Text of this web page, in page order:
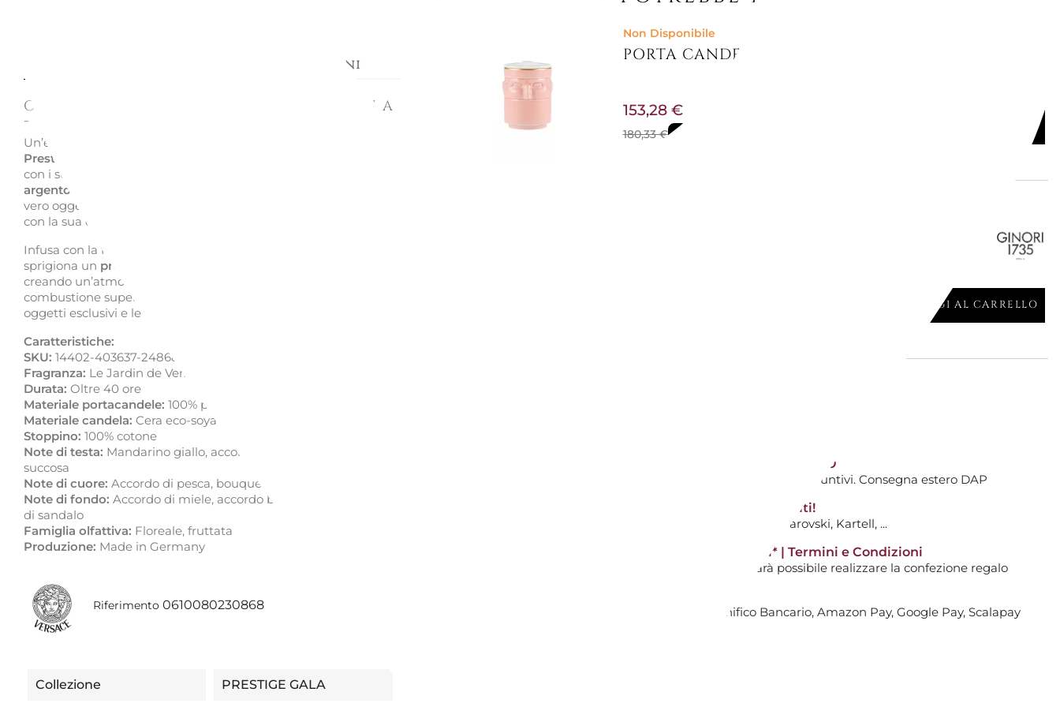
Richiedi informazioni
CANDELA PROFUMATA PRESTIGE GALA
- VERSACE HOME
Un’espressione di
Prestige Gala
con i suoi
argento
vero oggetto di design che impreziosisce qualsiasi ambiente
con la sua estetica sofisticata.
Infusa con la fragranza
sprigiona un profumo avvolgente
creando un’atmosfera calda ed elegante. Con una durata di
combustione superiore a
oggetti esclusivi e le fragranze raffinate.
Caratteristiche:
SKU: 14402-403637-24868
Fragranza: Le Jardin de Versace
Durata: Oltre 40 ore
Materiale portacandele: 100% porcellana
Materiale candela: Cera eco-soya fatta a mano
Stoppino: 100% cotone
Note di testa: Mandarino giallo, accordo di prato estivo, pera
succosa
Note di cuore: Accordo di pesca, bouquet floreale, fiori d’arancio
Note di fondo: Accordo di miele, accordo boisé ambrato, legno
di sandalo
Famiglia olfattiva: Floreale, fruttata
Produzione: Made in Germany
Riferimento 0610080230868
Collezione PRESTIGE GALA
Non Disponibile
PORTA CANDELA - IL SEGUACE FLAMINGO
180,33 € -15%
153,28 €
AGGIUNGI AL CARRELLO
AGGIUNGI AL CARRELLO
 AGGIUNGI AL CARRELLO
CONSEGNA IN 1-3 GIORNI LAVORATIVI DALL'ACQUISTO
Gratuita da 75 €, i prodotti ingombranti avranno costi aggiuntivi. Consegna estero DAP
Usa il buono SALVA10, 10% sui prodotti non scontati!
: Hermès, Swarovski, Kartell, ...
Pacco Regalo omaggio e Reso entro 14 giorni* | Termini e Condizioni
Per i prodotti eccessivamente voluminosi non sarà possibile realizzare la confezione regalo
con Nexi (carte di pagamento), Paypal, Bonifico Bancario, Amazon Pay, Google Pay, Scalapay